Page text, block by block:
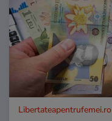
Libertateapentrufemei.ro